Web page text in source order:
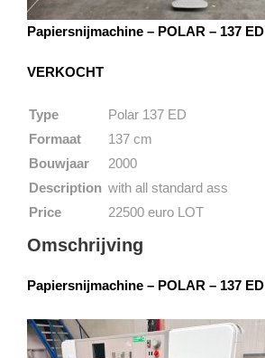
Papiersnijmachine – POLAR – 137 ED
VERKOCHT
Type
Polar 137 ED
Formaat
137 cm
Bouwjaar
2000
Description with all standard ass
Price
22500 euro LOT
Omschrijving
Papiersnijmachine – POLAR – 137 ED